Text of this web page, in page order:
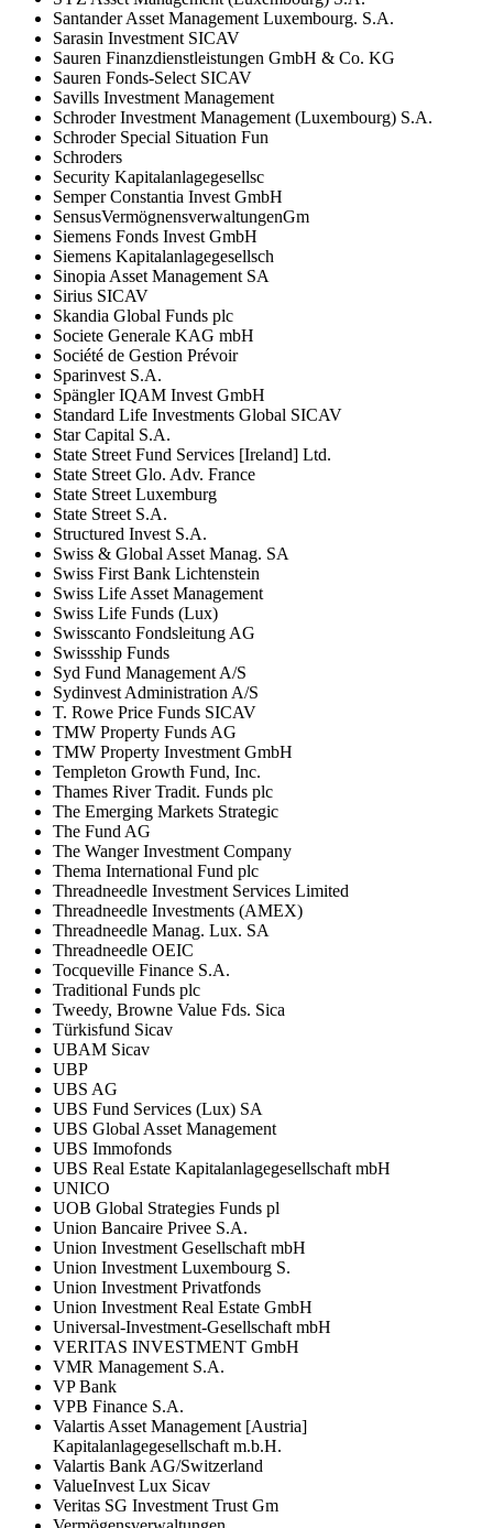
Santander Asset Management Luxembourg. S.A.
Sarasin Investment SICAV
Sauren Finanzdienstleistungen GmbH & Co. KG
Sauren Fonds-Select SICAV
Savills Investment Management
Schroder Investment Management (Luxembourg) S.A.
Schroder Special Situation Fun
Schroders
Security Kapitalanlagegesellsc
Semper Constantia Invest GmbH
SensusVermögnensverwaltungenGm
Siemens Fonds Invest GmbH
Siemens Kapitalanlagegesellsch
Sinopia Asset Management SA
Sirius SICAV
Skandia Global Funds plc
Societe Generale KAG mbH
Société de Gestion Prévoir
Sparinvest S.A.
Spängler IQAM Invest GmbH
Standard Life Investments Global SICAV
Star Capital S.A.
State Street Fund Services [Ireland] Ltd.
State Street Glo. Adv. France
State Street Luxemburg
State Street S.A.
Structured Invest S.A.
Swiss & Global Asset Manag. SA
Swiss First Bank Lichtenstein
Swiss Life Asset Management
Swiss Life Funds (Lux)
Swisscanto Fondsleitung AG
Swissship Funds
Syd Fund Management A/S
Sydinvest Administration A/S
T. Rowe Price Funds SICAV
TMW Property Funds AG
TMW Property Investment GmbH
Templeton Growth Fund, Inc.
Thames River Tradit. Funds plc
The Emerging Markets Strategic
The Fund AG
The Wanger Investment Company
Thema International Fund plc
Threadneedle Investment Services Limited
Threadneedle Investments (AMEX)
Threadneedle Manag. Lux. SA
Threadneedle OEIC
Tocqueville Finance S.A.
Traditional Funds plc
Tweedy, Browne Value Fds. Sica
Türkisfund Sicav
UBAM Sicav
UBP
UBS AG
UBS Fund Services (Lux) SA
UBS Global Asset Management
UBS Immofonds
UBS Real Estate Kapitalanlagegesellschaft mbH
UNICO
UOB Global Strategies Funds pl
Union Bancaire Privee S.A.
Union Investment Gesellschaft mbH
Union Investment Luxembourg S.
Union Investment Privatfonds
Union Investment Real Estate GmbH
Universal-Investment-Gesellschaft mbH
VERITAS INVESTMENT GmbH
VMR Management S.A.
VP Bank
VPB Finance S.A.
Valartis Asset Management [Austria]
Kapitalanlagegesellschaft m.b.H.
Valartis Bank AG/Switzerland
ValueInvest Lux Sicav
Veritas SG Investment Trust Gm